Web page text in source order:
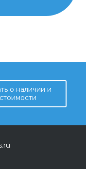
о наличии и
стоимости